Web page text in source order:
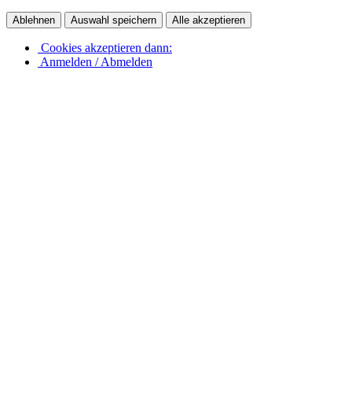
Ablehnen Auswahl speichern Alle akzeptieren
Cookies akzeptieren dann:
Anmelden / Abmelden